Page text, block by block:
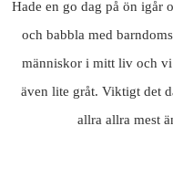
Hade en go dag på ön igår
och babbla med
människor i mitt liv och
även lite gråt. Viktigt det
allra allra mest